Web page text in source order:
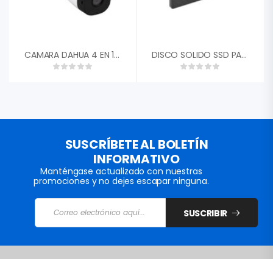
CAMARA DAHUA 4 EN 1 1/2,7 CMOS 5MP 20FPS TIPO BALA METALICA 2,8MM FOV 93░ DWDR IR 20M IP6 DH-HAC-B2A51N-0280B-S2″ DISCO SOLIDO SSD PATRIOT P210 1TB SATA3 2,5 P210S1TB25″
SUSCRÍBETE AL BOLETÍN
INFORMATIVO
Manténgase actualizado con nuestras
promociones y no dejes escapar ninguna.
SUSCRIBIR